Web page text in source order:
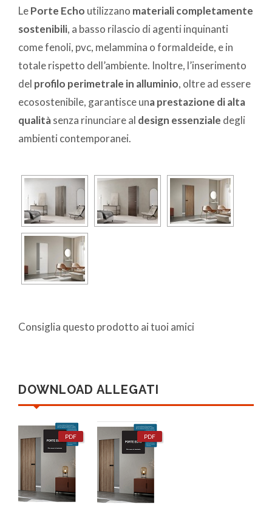
LePorte Echo utilizzano materiali completamente
sostenibili, a basso rilascio di agenti inquinanti
come fenoli, pvc, melammina o formaldeide, e in
totale rispetto dell’ambiente. Inoltre, l’inserimento
del profilo perimetrale in alluminio, oltre ad essere
ecosostenibile, garantisce una prestazione di alta
qualitàsenza rinunciare al design essenziale degli
ambienti contemporanei.
Consiglia questo prodotto ai tuoi amici
DOWNLOAD ALLEGATI
PDF PDF